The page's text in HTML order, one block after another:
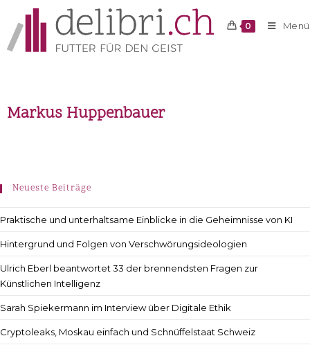
0 Menü
Markus Huppenbauer
Neueste Beiträge
Praktische und unterhaltsame Einblicke in die Geheimnisse von KI
Hintergrund und Folgen von Verschwörungsideologien
Ulrich Eberl beantwortet 33 der brennendsten Fragen zur
Künstlichen Intelligenz
Sarah Spiekermann im Interview über Digitale Ethik
Cryptoleaks, Moskau einfach und Schnüffelstaat Schweiz